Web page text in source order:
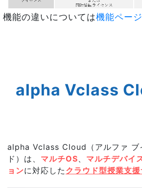
機能の違いについては機能ページ
alpha Vclass
alpha Vclass Cloud（アルファ ブ
ド）は、 マルチOS マルチデバイ
ョンに対応した クラウド型授業支